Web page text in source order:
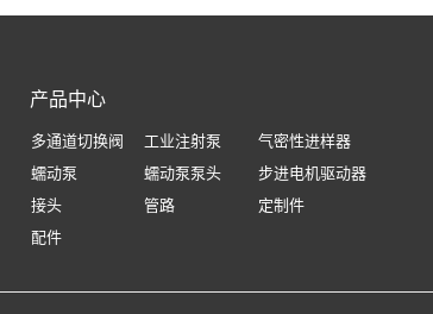
产品中心
多通道切换阀 工业注射泵
气密性进样器
蠕动泵
蠕动泵泵头
步进电机驱动器
接头
管路
定制件
配件